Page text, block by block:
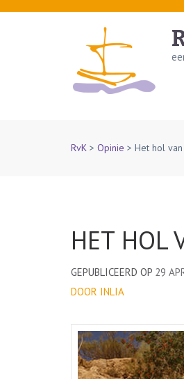
Skip
RvK > Opinie > Het hol
HET HOL
GEPUBLICEERD OP 29
DOOR INLIA